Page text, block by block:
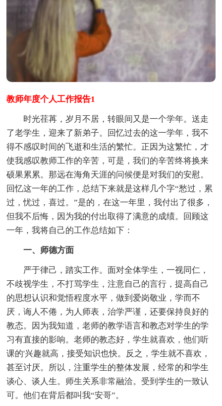
教师年度个人工作报告1
时光荏苒，岁月不居，转眼间又是一个学年。送走
了老学生，迎来了新弟子。回忆过去的这一学年，我不
得不感叹时间的飞逝和生活的繁忙。正因为这繁忙，才
使我感叹教师工作的辛苦，可是，我们的辛苦终将换来
硕果累累。那远在海角天涯的问候便是对我们的安慰。
回忆这一年的工作，总结下来就是这样几个字“愁过，累
过，忧过，喜过。”是的，在这一年里，我付出了很多，
但我不后悔，因为我的付出取得了满意的成绩。回顾这
一年，我将自己的工作总结如下：
一、师德方面
严于律己，踏实工作。面对全体学生，一视同仁，
不歧视学生，不打骂学生，注意自己的言行，提高自己
的思想认识和觉悟程度水平，做到爱岗敬业，学而不
厌，诲人不倦，为人师表，治学严谨，还要保持良好的
教态。因为我知道，老师的教学语言和教态对学生的学
习有直接的影响。老师的教态好，学生就喜欢，他们听
课的'兴趣就高，接受知识也快。反之，学生就不喜欢，
甚至讨厌。所以，注重学生的整体发展，经常的和学生
谈心、谈人生。师生关系非常融洽。受到学生的一致认
可。他们在背后都叫我“安哥”。